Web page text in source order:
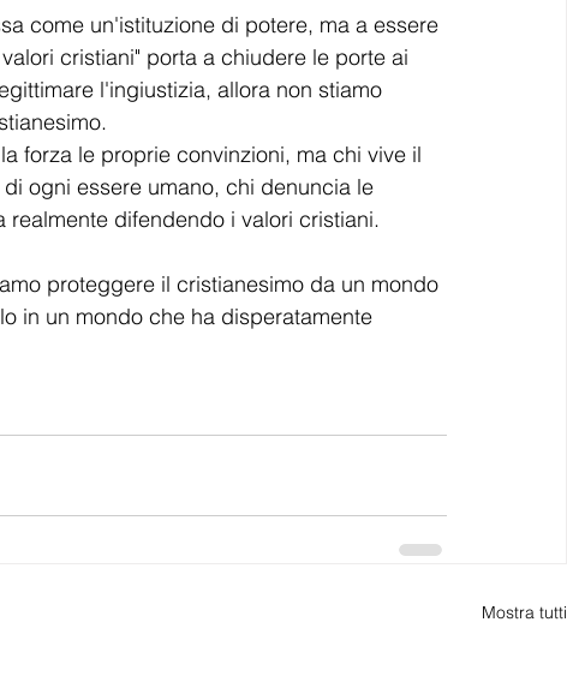
come un'istituzione di potere, ma a essere
cristiani" porta a chiudere le porte ai
l'ingiustizia, allora non stiamo
forza le proprie convinzioni, ma chi vive il
ogni essere umano, chi denuncia le
difendendo i valori cristiani.
proteggere il cristianesimo da un mondo
in un mondo che ha disperatamente
Mostra tutti